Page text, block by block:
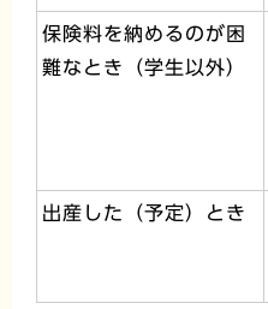
保険料を納めるのが困
難なとき（学生以外）
出産した（予定）とき